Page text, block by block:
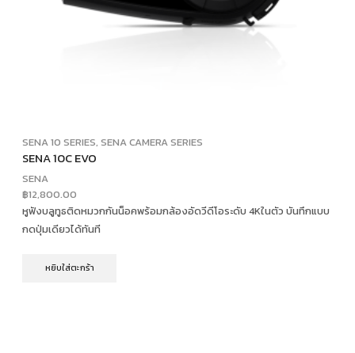
SENA 10 SERIES, SENA CAMERA SERIES
SENA 10C EVO
SENA
฿12,800.00
หูฟังบลูทูธติดหมวกกันน็อคพร้อมกล้องอัดวีดีโอระดับ 4Kในตัว บันทึกแบบ
กดปุ่มเดียวได้ทันที
หยิบใส่ตะกร้า